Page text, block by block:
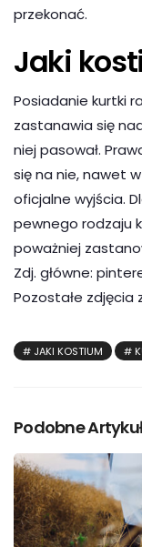
przekonać.
Jaki
Posiadanie kurtki
zastanawia się
niej pasował.
się na nie, nawet
oficjalne wyjścia.
pewnego rodzaju
poważniej
Zdj. główne:
Pozostałe zdjęcia
JAKI KOSTIUM
Podobne